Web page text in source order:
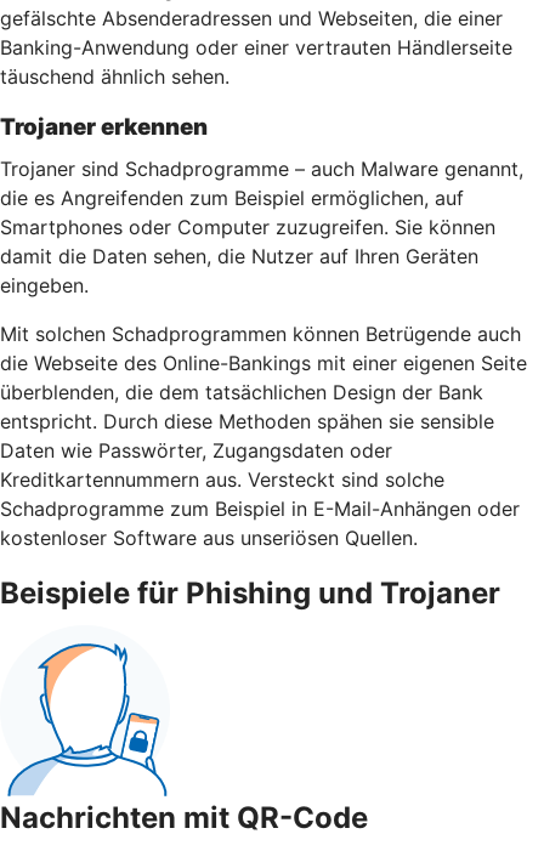
gefälschte Absenderadressen und Webseiten, die einer
Banking-Anwendung oder einer vertrauten Händlerseite
täuschend ähnlich sehen.
Trojaner erkennen
Trojaner sind Schadprogramme – auch Malware genannt,
die es Angreifenden zum Beispiel ermöglichen, auf
Smartphones oder Computer zuzugreifen. Sie können
damit die Daten sehen, die Nutzer auf Ihren Geräten
eingeben.
Mit solchen Schadprogrammen können Betrügende auch
die Webseite des Online-Bankings mit einer eigenen Seite
überblenden, die dem tatsächlichen Design der Bank
entspricht. Durch diese Methoden spähen sie sensible
Daten wie Passwörter, Zugangsdaten oder
Kreditkartennummern aus. Versteckt sind solche
Schadprogramme zum Beispiel in E-Mail-Anhängen oder
kostenloser Software aus unseriösen Quellen.
Beispiele für Phishing und Trojaner
Nachrichten mit QR-Code